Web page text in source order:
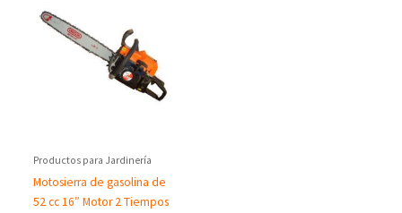
Productos para Jardinería
Motosierra de gasolina de
52 cc 16″ Motor 2 Tiempos